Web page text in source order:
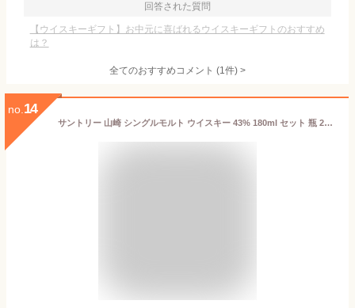
回答された質問
【ウイスキーギフト】お中元に喜ばれるウイスキーギフトのおすすめ
は？
全てのおすすめコメント (1件) >
no. 14
サントリー 山崎 シングルモルト ウイスキー 43% 180ml セット 瓶 2本 箱無し